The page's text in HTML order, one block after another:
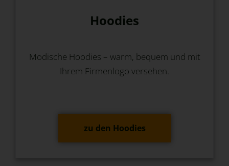
Hoodies
Modische Hoodies – warm, bequem und mit
Ihrem Firmenlogo versehen.
zu den Hoodies